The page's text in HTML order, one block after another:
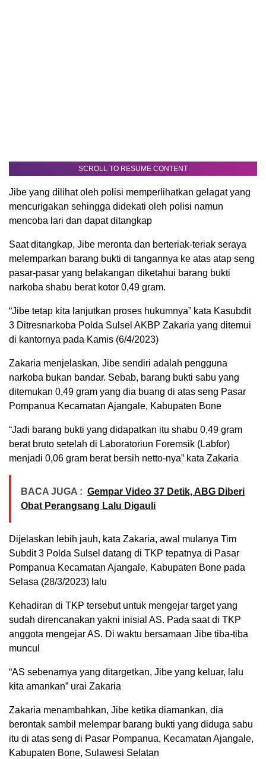
SCROLL TO RESUME CONTENT
Jibe yang dilihat oleh polisi memperlihatkan gelagat yang
mencurigakan sehingga didekati oleh polisi namun
mencoba lari dan dapat ditangkap
Saat ditangkap, Jibe meronta dan berteriak-teriak seraya
melemparkan barang bukti di tangannya ke atas atap seng
pasar-pasar yang belakangan diketahui barang bukti
narkoba shabu berat kotor 0,49 gram.
“Jibe tetap kita lanjutkan proses hukumnya” kata Kasubdit
3 Ditresnarkoba Polda Sulsel AKBP Zakaria yang ditemui
di kantornya pada Kamis (6/4/2023)
Zakaria menjelaskan, Jibe sendiri adalah pengguna
narkoba bukan bandar. Sebab, barang bukti sabu yang
ditemukan 0,49 gram yang dia buang di atas seng Pasar
Pompanua Kecamatan Ajangale, Kabupaten Bone
“Jadi barang bukti yang didapatkan itu shabu 0,49 gram
berat bruto setelah di Laboratoriun Foremsik (Labfor)
menjadi 0,06 gram berat bersih netto-nya” kata Zakaria
BACA JUGA : Gempar Video 37 Detik, ABG Diberi
Obat Perangsang Lalu Digauli
Dijelaskan lebih jauh, kata Zakaria, awal mulanya Tim
Subdit 3 Polda Sulsel datang di TKP tepatnya di Pasar
Pompanua Kecamatan Ajangale, Kabupaten Bone pada
Selasa (28/3/2023) lalu
Kehadiran di TKP tersebut untuk mengejar target yang
sudah direncanakan yakni inisial AS. Pada saat di TKP
anggota mengejar AS. Di waktu bersamaan Jibe tiba-tiba
muncul
“AS sebenarnya yang ditargetkan, Jibe yang keluar, lalu
kita amankan” urai Zakaria
Zakaria menambahkan, Jibe ketika diamankan, dia
berontak sambil melempar barang bukti yang diduga sabu
itu di atas seng di Pasar Pompanua, Kecamatan Ajangale,
Kabupaten Bone, Sulawesi Selatan